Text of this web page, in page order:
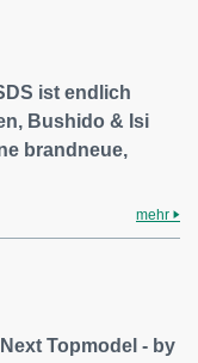
ist endlich
Bushido & Isi
brandneue,
mehr
Topmodel - by